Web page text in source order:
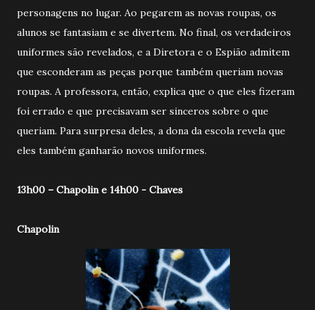
personagens no lugar. Ao pegarem as novas roupas, os
alunos se fantasiam e se divertem. No final, os verdadeiros
uniformes são revelados, e a Diretora e o Espião admitem
que esconderam as peças porque também queriam novas
roupas. A professora, então, explica que o que eles fizeram
foi errado e que precisavam ser sinceros sobre o que
queriam. Para surpresa deles, a dona da escola revela que
eles também ganharão novos uniformes.
13h00 – Chapolin e 14h00 - Chaves
Chapolin